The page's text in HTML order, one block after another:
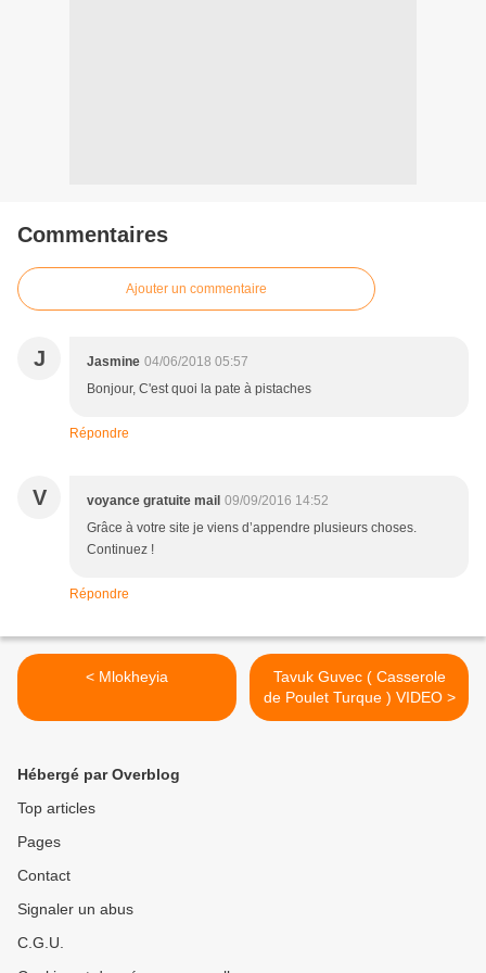
Commentaires
Ajouter un commentaire
J Jasmine 04/06/2018 05:57
Bonjour, C'est quoi la pate à pistaches
Répondre
V voyance gratuite mail 09/09/2016 14:52
Grâce à votre site je viens d’appendre plusieurs choses.
Continuez !
Répondre
< Mlokheyia
Tavuk Guvec ( Casserole
de Poulet Turque ) VIDEO >
Hébergé par Overblog
Top articles
Pages
Contact
Signaler un abus
C.G.U.